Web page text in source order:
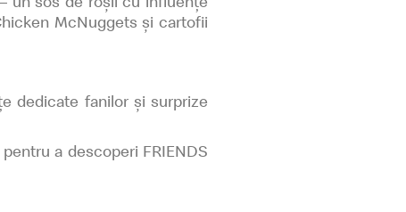
McNuggets și cartofii
dedicate fanilor și surprize
a descoperi FRIENDS